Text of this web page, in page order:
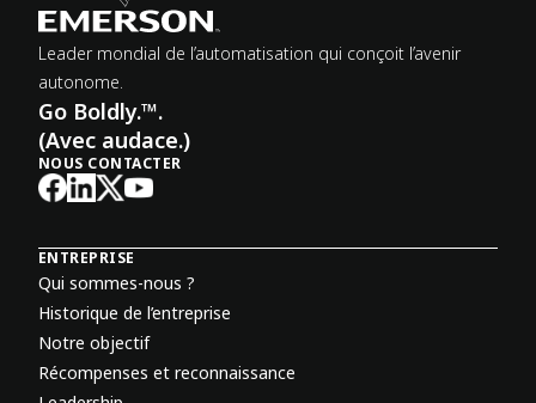
Leader mondial de l’automatisation qui conçoit l’avenir
autonome.
Go Boldly.™.
(Avec audace.)
NOUS CONTACTER
ENTREPRISE
Qui sommes-nous ?
Historique de l’entreprise
Notre objectif
Récompenses et reconnaissance